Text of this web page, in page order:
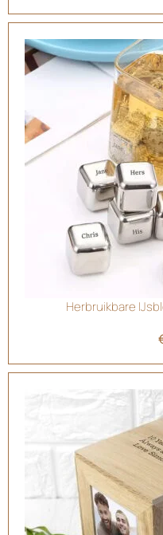
Herbruikbare